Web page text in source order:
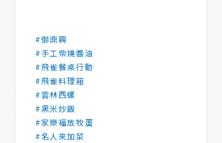
#御鼎興
#手工柴燒醬油
#飛雀餐桌行動
#飛雀料理箱
#雲林西螺
#黑米炒飯
#家樂福放牧蛋
#名人來加菜